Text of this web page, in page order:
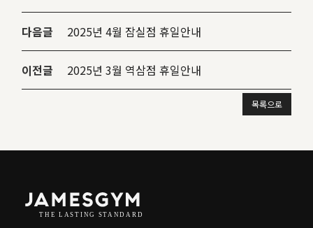
다음글 2025년 4월 잠실점 휴일안내
이전글 2025년 3월 역삼점 휴일안내
목록으로